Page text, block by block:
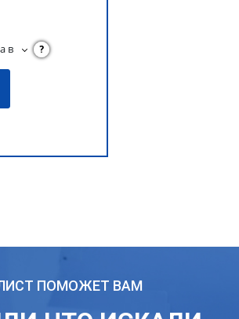
в ?
ПОМОЖЕТ ВАМ